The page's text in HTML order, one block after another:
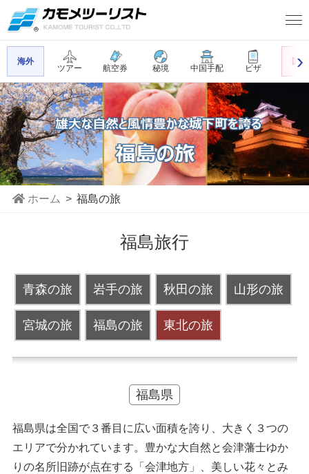
海外
ツアー 航空券 秘境 中国手配 ビザ
国内
ホーム 福島の旅
福島旅行
青森の旅 岩手の旅 秋田の旅 山形の旅
宮城の旅 福島の旅 東北の旅
福島県
福島県は全国で３番目に広い面積を誇り、大きく３つの
エリアで分かれています。豊かな大自然と会津藩士ゆか
りの名所旧跡が点在する「会津地方」、美しい花々とみ